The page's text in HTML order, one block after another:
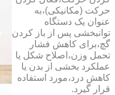
حرکت (مکانیکی)،به
عنوان یک دستگاه
توانبخشی پس از باز کردن
گچ،برای کاهش فشار
تحمل وزن،اصلاح شکل یا
عملکرد بخشی از بدن یا
کاهش درد،مورد استفاده
قرار گیرد.